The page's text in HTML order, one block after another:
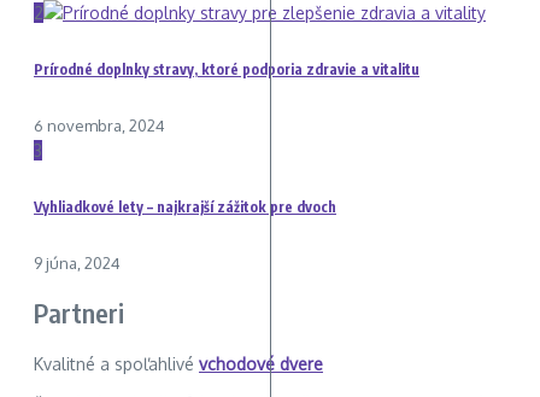
2
Prírodné doplnky stravy, ktoré podporia zdravie a vitalitu
6 novembra, 2024
3
Vyhliadkové lety – najkrajší zážitok pre dvoch
9 júna, 2024
Partneri
Kvalitné a spoľahlivé vchodové dvere